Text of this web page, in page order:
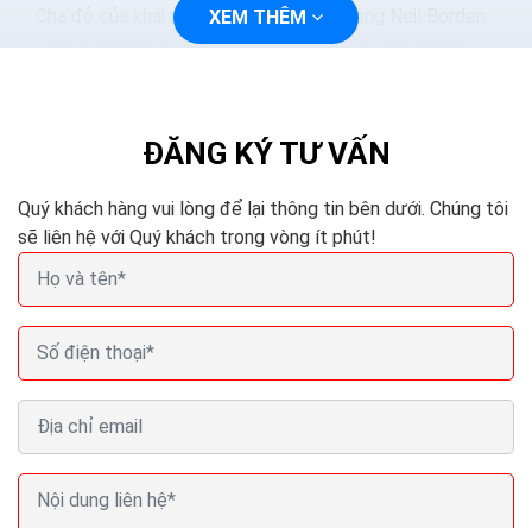
Cha đẻ của khái niệm marketing mix là ông Neil Borden
– một chuyên gia trong lĩnh vực quảng bá sản phẩm
Marketing tiếp thị quảng cáo truyền miệng hình
XEM THÊM
ĐĂNG KÝ TƯ VẤN
Quý khách hàng vui lòng để lại thông tin bên dưới. Chúng tôi
sẽ liên hệ với Quý khách trong vòng ít phút!